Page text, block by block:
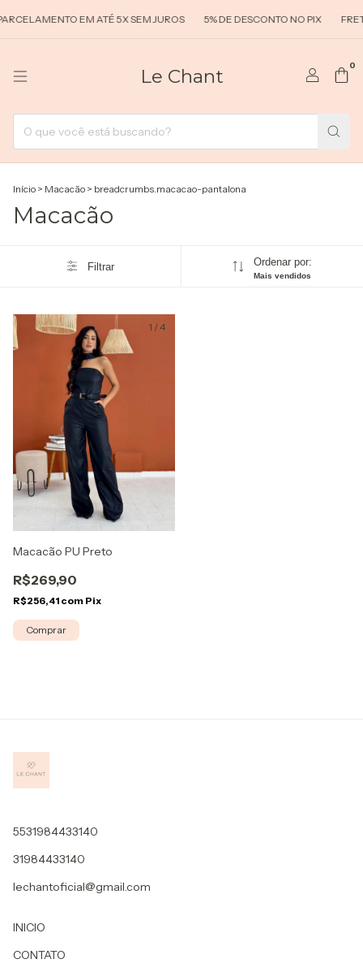
EM ATÉ 5X SEM JUROS 5% DE DESCONTO NO PIX
Le Chant 0
Início > Macacão > breadcrumbs.macacao-pantalona
Macacão
Filtrar Ordenar por:
Mais vendidos
1 /4
Macacão PU Preto
R$269,90
R$256,41 com Pix
Comprar
5531984433140
31984433140
lechantoficial@gmail.com
INICIO
CONTATO